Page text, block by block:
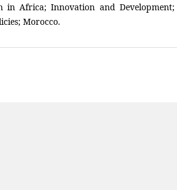
in Africa; Innovation and
Morocco.